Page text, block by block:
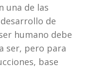
una de las
de
humano debe
ser, pero para
base